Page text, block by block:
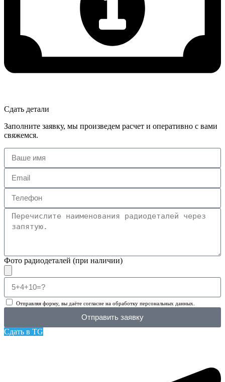
Сдать детали
Заполните заявку, мы произведем расчет и оперативно с вами
свяжемся.
Фото радиодеталей (при наличии)
Отправляя форму, вы даёте согласие на обработку персональных данных.
Отправить заявку
Сдать в TG